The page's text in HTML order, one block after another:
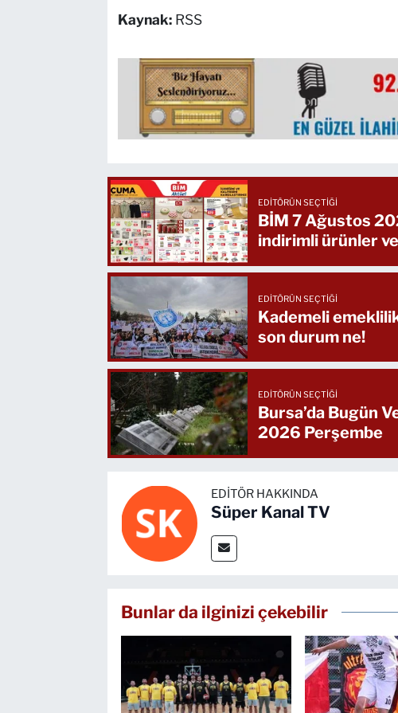
Kaynak: RSS
EDITÖRÜN SEÇTIĞI
BİM 7 Ağustos
indirimli ürünler
EDITÖRÜN SEÇTIĞI
Kademeli
son durum ne!
EDITÖRÜN SEÇTIĞI
Bursa’da Bugün
2026 Perşembe
EDITÖR HAKKINDA
Süper Kanal TV
Bunlar da ilginizi çekebilir